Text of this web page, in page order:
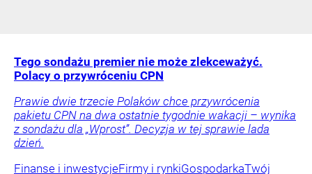
Tego sondażu premier nie może zlekceważyć.
Polacy o przywróceniu CPN
Prawie dwie trzecie Polaków chce przywrócenia
pakietu CPN na dwa ostatnie tygodnie wakacji – wynika
z sondażu dla „Wprost”. Decyzja w tej sprawie lada
dzień.
Finanse i inwestycjeFirmy i rynkiGospodarkaTwój